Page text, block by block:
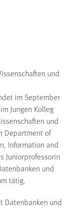
und
im September
Jungen Kolleg
und
Department of
Information and
Juniorprofessorin
und
tätig.
Datenbanken und